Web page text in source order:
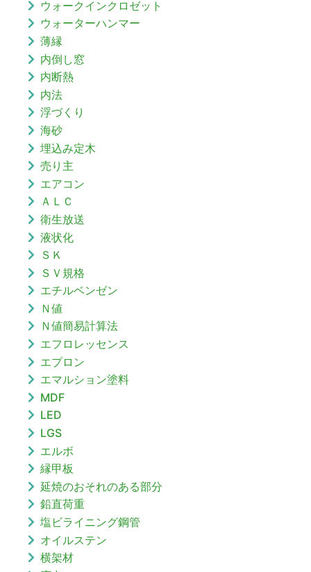
ウォークインクロゼット
ウォーターハンマー
薄縁
内倒し窓
内断熱
内法
浮づくり
海砂
埋込み定木
売り主
エアコン
ＡＬＣ
衛生放送
液状化
ＳＫ
ＳＶ規格
エチルベンゼン
Ｎ値
Ｎ値簡易計算法
エフロレッセンス
エプロン
エマルション塗料
MDF
LED
LGS
エルボ
縁甲板
延焼のおそれのある部分
鉛直荷重
塩ビライニング鋼管
オイルステン
横架材